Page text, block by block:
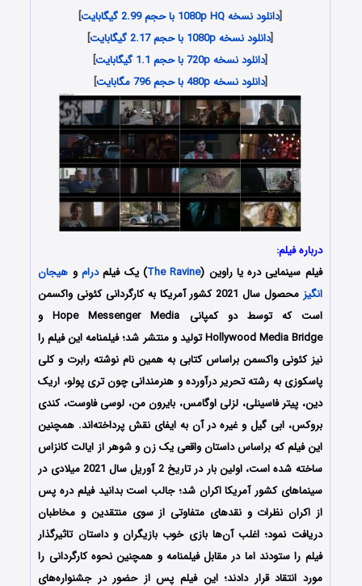
[دانلود نسخه 1080p HQ با حجم 2.99 گیگابایت
]
[دانلود نسخه 1080p با حجم 2.17 گیگابایت
]
[دانلود نسخه 720p با حجم 1.1 گیگابایت
]
[دانلود نسخه 480p با حجم 796 مگابایت ]
درباره فیلم:
فیلم سینمایی دره یا راوین (The Ravine) یک فیلمدرام و هیجان
انگیز
محصول سال 2021 کشور آمریکا به کارگردانی کئونی واکسمن
است که توسط دو کمپانی Hope Messenger Media و
Hollywood Media Bridge تولید و منتشر شد؛ فیلمنامه این فیلم را
نیز کئونی واکسمن براساس کتابی به همین نام نوشته رابرت و کلی
پاسکوزی به رشته تحریر درآورده و هنرمندانی چون تری پولو، اریک
دین، پیتر فاسینلی، لزلی اوگامس، بایرون من، لوسی فاوست، کندی
بروکس، ابی گیل و غیره در آن به ایفای نقش پرداخته‌اند. همچنین
این فیلم که براساس داستان واقعی یک زن و شوهر از ایالت کانزاس
ساخته شده است، اولین بار در تاریخ 2 آوریل سال 2021 میلادی در
سینماهای کشور آمریکا اکران شد؛ جالب است بدانید فیلم دره پس
از اکران نظرات و نقدهای متفاوتی از سوی منتقدین و مخاطبان
دریافت نمود؛ اغلب آن‌ها بازی خوب بازیگران و داستان تاثیرگذار
فیلم را ستودند اما در مقابل فیلمنامه و همچنین نحوه کارگردانی را
مورد انتقاد قرار دادند؛ این فیلم پس از حضور در جشنواره‌‌های